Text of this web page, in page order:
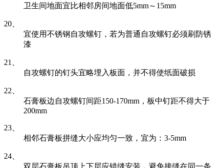
卫生间地面宜比相邻房间地面低5mm～15mm
20、
宜使用不锈钢自攻螺钉，若为普通自攻螺钉必须刷防锈
漆
21、
自攻螺钉的钉头宜略埋入板面，并不得使纸面破损
22、
石膏板边自攻螺钉间距150-170mm，板中钉距不得大于
200mm
23、
相邻石膏板拼缝大小应均匀一致，宜为：3-5mm
24、
双层石膏板吊顶上下层应错缝安装，避免接缝在同一条